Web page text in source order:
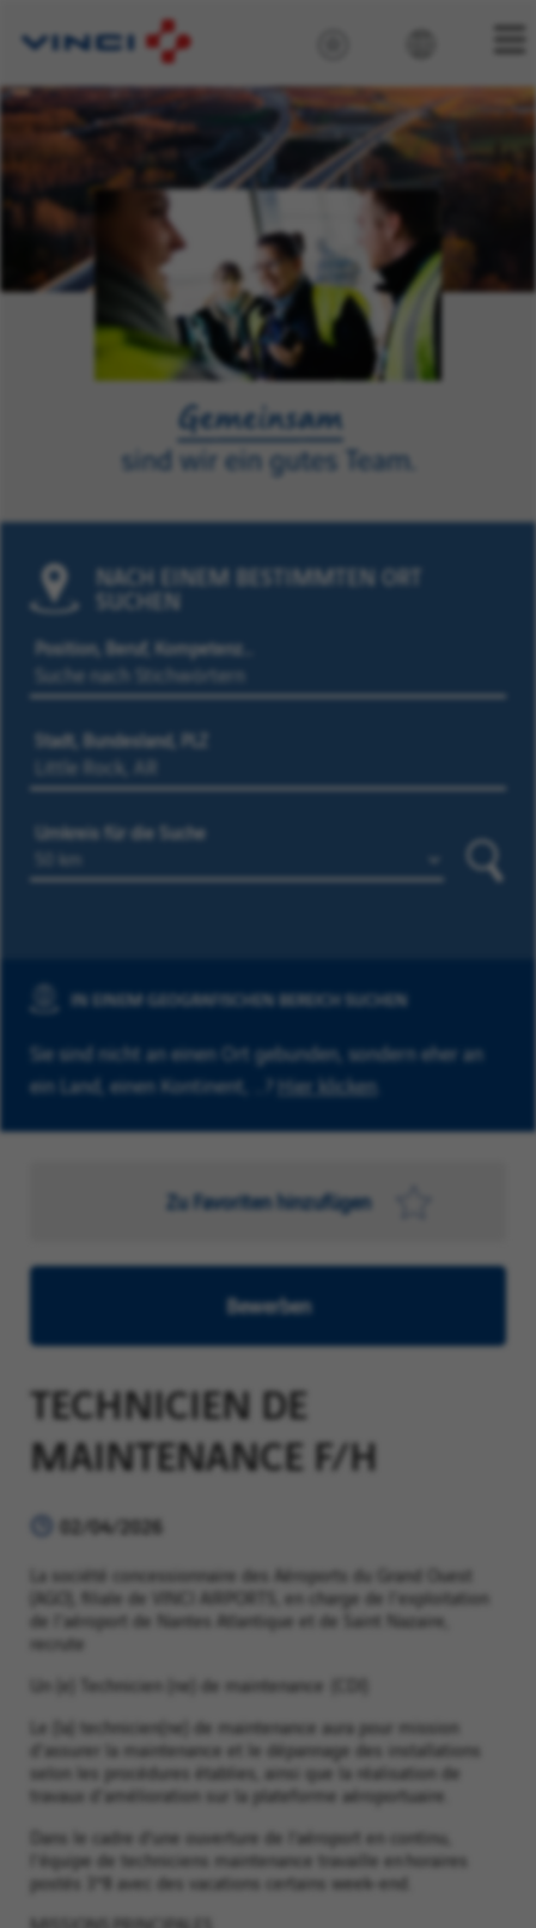
NACH EINEM BESTIMMTEN ORT
SUCHEN
Position, Beruf, Kompetenz…
Stadt, Bundesland, PLZ
Umkreis für die Suche
IN EINEM GEOGRAFISCHEN BEREICH SUCHEN
Sie sind nicht an einen Ort gebunden, sondern eher an
ein Land, einen Kontinent, …? Hier klicken
Zu Favoriten hinzufügen
Bewerben
TECHNICIEN DE
MAINTENANCE F/H
02/04/2026
La société concessionnaire des Aéroports du Grand Ouest
(AGO), filiale de VINCI AIRPORTS, en charge de l'exploitation
de l'aéroport de Nantes Atlantique et de Saint Nazaire,
recrute
Un (e) Technicien (ne) de maintenance (CDI)
Le (la) technicien(ne) de maintenance aura pour mission
d'assurer la maintenance et le dépannage des installations
selon les procédures établies, ainsi que la réalisation de
travaux d'amélioration sur la plateforme aéroportuaire.
Dans le cadre d’une ouverture de l’aéroport en continu,
l'équipe de techniciens maintenance travaille en horaires
postés 3*8 avec des vacations certains week-end.